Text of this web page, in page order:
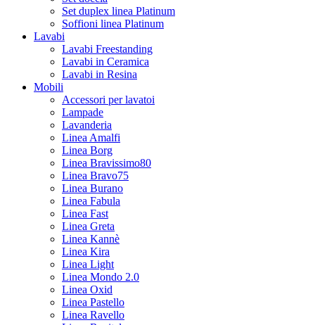
Set duplex linea Platinum
Soffioni linea Platinum
Lavabi
Lavabi Freestanding
Lavabi in Ceramica
Lavabi in Resina
Mobili
Accessori per lavatoi
Lampade
Lavanderia
Linea Amalfi
Linea Borg
Linea Bravissimo80
Linea Bravo75
Linea Burano
Linea Fabula
Linea Fast
Linea Greta
Linea Kannè
Linea Kira
Linea Light
Linea Mondo 2.0
Linea Oxid
Linea Pastello
Linea Ravello